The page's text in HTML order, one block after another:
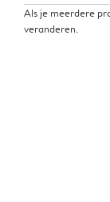
Als je meerdere
veranderen.